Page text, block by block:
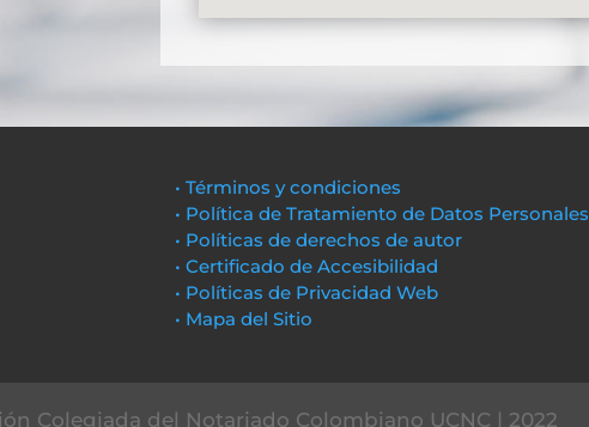
• Términos y condiciones
• Política de Tratamiento de Datos Personales
• Políticas de derechos de autor
• Certificado de Accesibilidad
• Políticas de Privacidad Web
• Mapa del Sitio
Colegiada del Notariado Colombiano UCNC | 2022